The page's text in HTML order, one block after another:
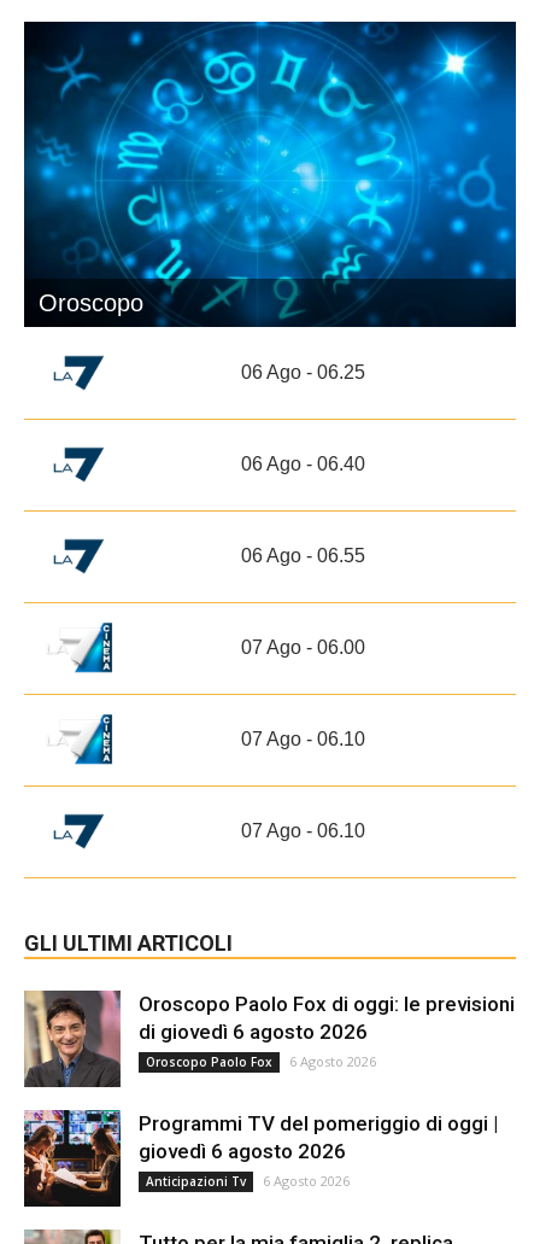
Oroscopo
06 Ago - 06.25
06 Ago - 06.40
06 Ago - 06.55
07 Ago - 06.00
07 Ago - 06.10
07 Ago - 06.10
GLI ULTIMI ARTICOLI
Oroscopo Paolo Fox di oggi: le previsioni
di giovedì 6 agosto 2026
Oroscopo Paolo Fox 6 Agosto 2026
Programmi TV del pomeriggio di oggi |
giovedì 6 agosto 2026
Anticipazioni Tv 6 Agosto 2026